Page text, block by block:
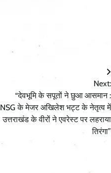
Next:
“देवभूमि के सपूतों ने छुआ आसमान :
NSG के मेजर अखिलेश भट्ट के नेतृत्व में
उत्तराखंड के वीरों ने एवरेस्ट पर लहराया
तिरंगा”